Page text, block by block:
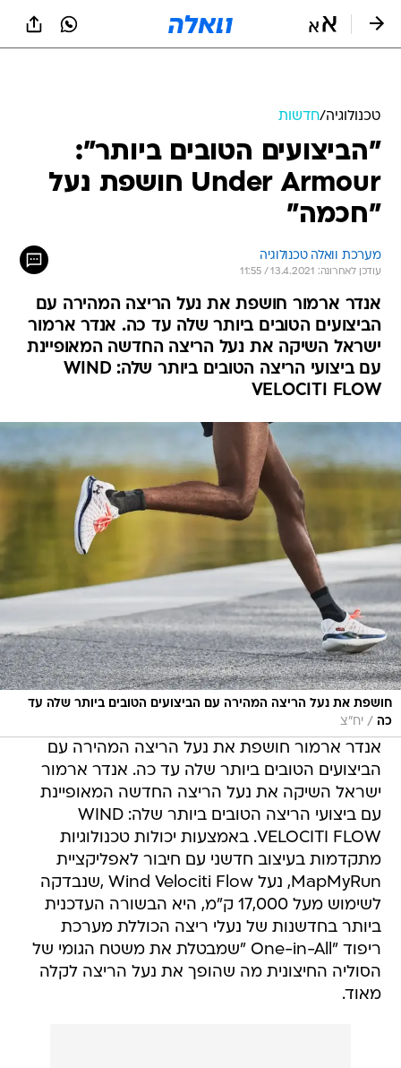
טכנולוגיה/חדשות
"הביצועים הטובים ביותר":
Under Armour חושפת נעל
"חכמה"
מערכת וואלה טכנולוגיה
עודכן לאחרונה: 13.4.2021 / 11:55
אנדר ארמור חושפת את נעל הריצה המהירה עם
הביצועים הטובים ביותר שלה עד כה. אנדר ארמור
ישראל השיקה את נעל הריצה החדשה המאופיינת
עם ביצועי הריצה הטובים ביותר שלה: WIND
VELOCITI FLOW
חושפת את נעל הריצה המהירה עם הביצועים הטובים ביותר שלה עד
כה / יח״צ
אנדר ארמור חושפת את נעל הריצה המהירה עם
הביצועים הטובים ביותר שלה עד כה. אנדר ארמור
ישראל השיקה את נעל הריצה החדשה המאופיינת
עם ביצועי הריצה הטובים ביותר שלה: WIND
VELOCITI FLOW. באמצעות יכולות טכנולוגיות
מתקדמות בעיצוב חדשני עם חיבור לאפליקציית
MapMyRun, נעל Wind Velociti Flow ,שנבדקה
לשימוש מעל 17,000 ק"מ, היא הבשורה העדכנית
ביותר בחדשנות של נעלי ריצה הכוללת מערכת
ריפוד "One-in-All "שמבטלת את משטח הגומי של
הסוליה החיצונית מה שהופך את נעל הריצה לקלה
מאוד.